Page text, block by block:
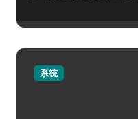
系统